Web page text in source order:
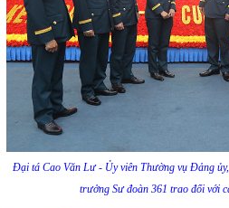
Đại tá Cao Văn Lư - Ủy viên Thường vụ Đảng
trưởng Sư đoàn 361 trao đổi với